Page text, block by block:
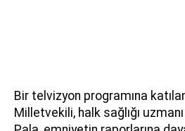
Bir telvizyon programına
Milletvekili, halk sağlığı